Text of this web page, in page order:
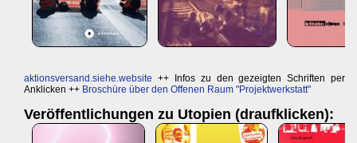
aktionsversand.siehe.website ++ Infos zu den gezeigten Schriften per
Anklicken ++ Broschüre über den Offenen Raum "Projektwerkstatt"
Veröffentlichungen zu Utopien (draufklicken):